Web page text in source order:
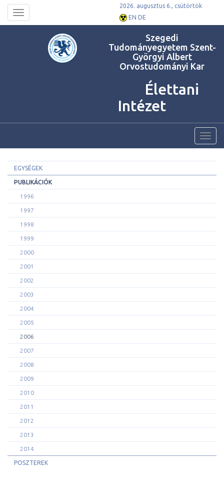
Toggle
navigation
2026. augusztus 6., csütörtök
EN DE
Szegedi
Tudományegyetem Szent-
Györgyi Albert
Orvostudományi Kar
Élettani
Intézet
EGYSÉGEK
PUBLIKÁCIÓK
1996
1997
1998
1999
2000
2001
2002
2003
2004
2005
2006
2007
2008
2009
2010
2011
2012
2013
2014
POSZTEREK